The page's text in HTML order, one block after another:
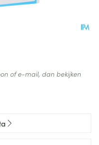
of e-mail, dan bekijken